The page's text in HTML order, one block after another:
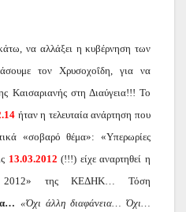
να αλλάξει η κυβέρνηση των
τον Χρυσοχοΐδη, για να
Καισαριανής στη Διαύγεια!!! Το
ήταν η τελευταία ανάρτηση που
«σοβαρό θέμα»: «Υπερωρίες
13.03.2012(!!!) είχε αναρτηθεί η
2012» της ΚΕΔΗΚ… Τόση
«Όχι άλλη διαφάνεια… Όχι…